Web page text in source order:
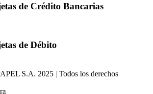
de Crédito Bancarias
de Débito
S.A. 2025 | Todos los derechos